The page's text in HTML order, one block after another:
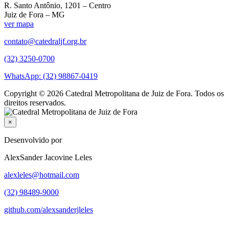
R. Santo Antônio, 1201 – Centro
Juiz de Fora – MG
ver mapa
contato@catedraljf.org.br
(32) 3250-0700
WhatsApp: (32) 98867-0419
Copyright © 2026 Catedral Metropolitana de Juiz de Fora. Todos os
direitos reservados.
×
Desenvolvido por
AlexSander Jacovine Leles
alexleles@hotmail.com
(32) 98489-9000
github.com/alexsanderjleles